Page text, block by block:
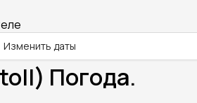
Изменить даты
Погода.